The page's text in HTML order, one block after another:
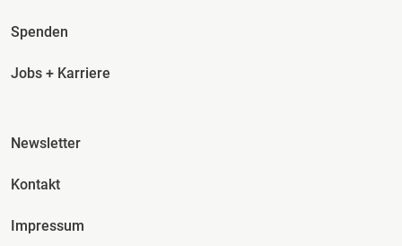
Spenden
Jobs + Karriere
Fusszeile Spalte 3
Newsletter
Kontakt
Impressum